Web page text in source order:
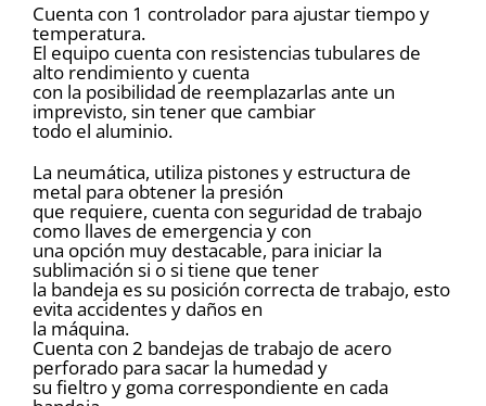
Cuenta con 1 controlador para ajustar tiempo y
temperatura.
El equipo cuenta con resistencias tubulares de
alto rendimiento y cuenta
con la posibilidad de reemplazarlas ante un
imprevisto, sin tener que cambiar
todo el aluminio.
La neumática, utiliza pistones y estructura de
metal para obtener la presión
que requiere, cuenta con seguridad de trabajo
como llaves de emergencia y con
una opción muy destacable, para iniciar la
sublimación si o si tiene que tener
la bandeja es su posición correcta de trabajo, esto
evita accidentes y daños en
la máquina.
Cuenta con 2 bandejas de trabajo de acero
perforado para sacar la humedad y
su fieltro y goma correspondiente en cada